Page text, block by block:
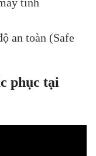
an toàn (Safe
phục tại